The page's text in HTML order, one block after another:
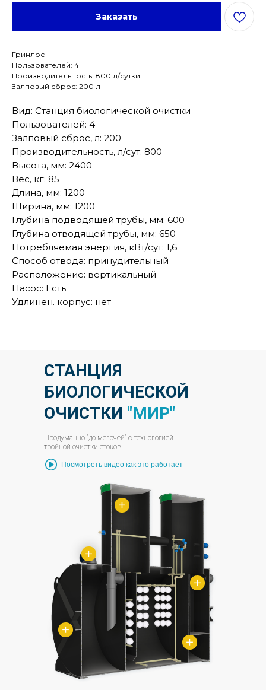
Заказать
Гринлос
Пользователей: 4
Производительность: 800 л/сутки
Залповый сброс: 200 л
Вид: Станция биологической очистки
Пользователей: 4
Залповый сброс, л: 200
Производительность, л/сут: 800
Высота, мм: 2400
Вес, кг: 85
Длина, мм: 1200
Ширина, мм: 1200
Глубина подводящей трубы, мм: 600
Глубина отводящей трубы, мм: 650
Потребляемая энергия, кВт/сут: 1,6
Способ отвода: принудительный
Расположение: вертикальный
Насос: Есть
Удлинен. корпус: нет
СТАНЦИЯ
БИОЛОГИЧЕСКОЙ
ОЧИСТКИ "МИР"
Продуманно "до мелочей" с технологией
тройной очистки стоков
Посмотреть видео как это работает